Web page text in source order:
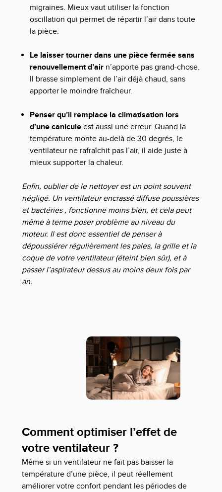
migraines. Mieux vaut utiliser la fonction
oscillation qui permet de répartir l’air dans toute
la pièce.
Le laisser tourner dans une pièce fermée sans
renouvellement d’air n’apporte pas grand-chose.
Il brasse simplement de l’air déjà chaud, sans
apporter le moindre fraîcheur.
Penser qu’il remplace la climatisation lors
d’une canicule est aussi une erreur. Quand la
température monte au-delà de 30 degrés, le
ventilateur ne rafraîchit pas l’air, il aide juste à
mieux supporter la chaleur.
Enfin, oublier de le nettoyer est un point souvent
négligé. Un ventilateur encrassé diffuse poussières
et bactéries , fonctionne moins bien, et cela peut
même à terme poser problème au niveau du
moteur. Il est donc essentiel de penser à
dépoussiérer régulièrement les pales, la grille et la
coque de votre ventilateur (éteint bien sûr), et à
passer l’aspirateur dessus au moins deux fois par
an.
Comment optimiser l’effet de
votre ventilateur ?
Même si un ventilateur ne fait pas baisser la
température d’une pièce, il peut réellement
améliorer votre confort pendant les périodes de